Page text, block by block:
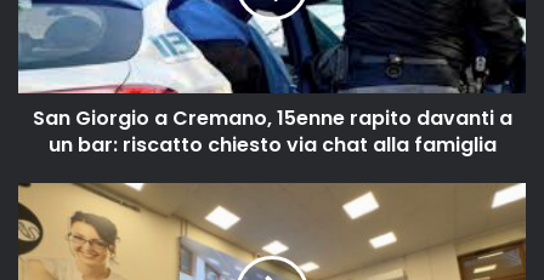
San Giorgio a Cremano, 15enne rapito davanti a
un bar: riscatto chiesto via chat alla famiglia